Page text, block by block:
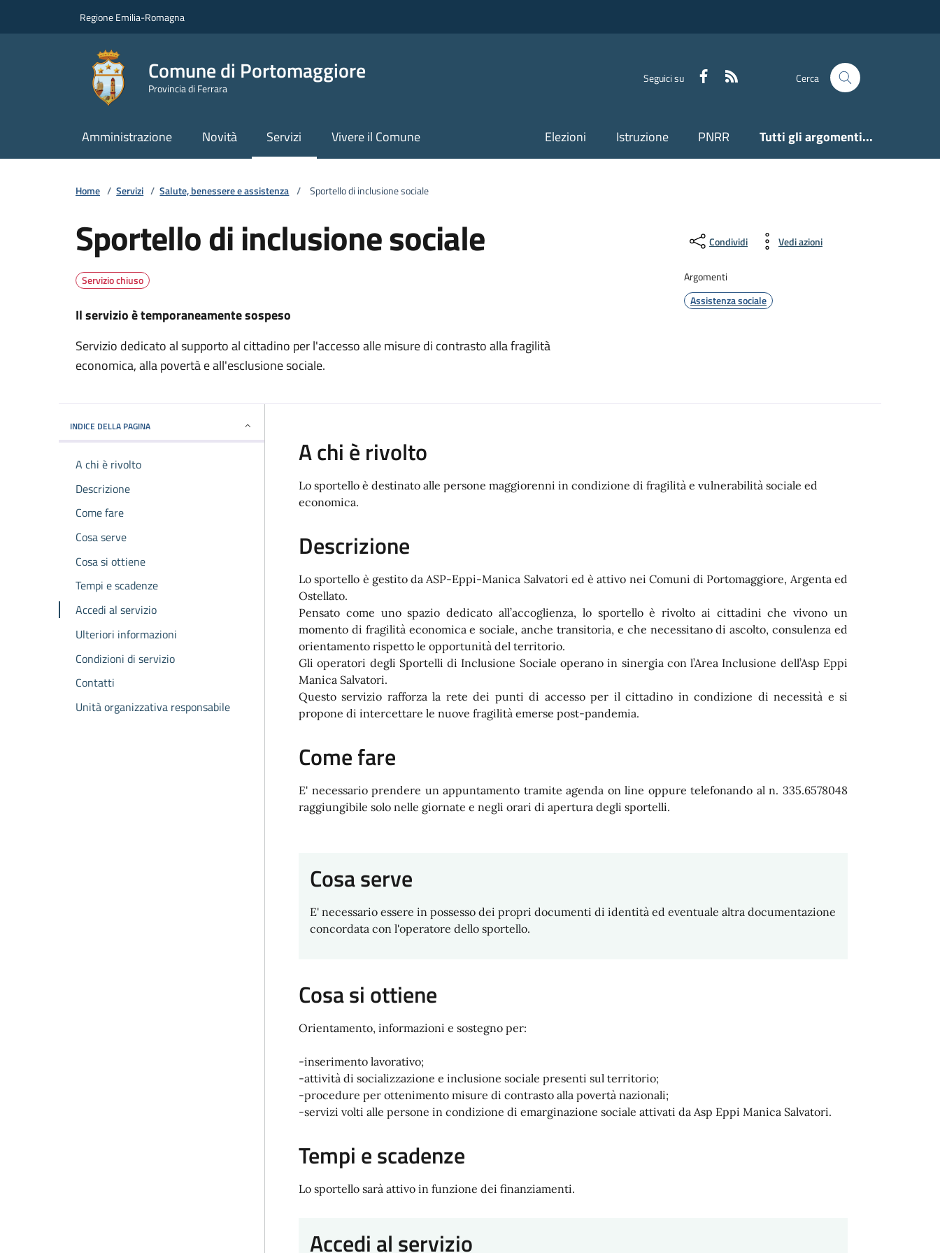
Regione Emilia-Romagna
Comune di Portomaggiore
Provincia di Ferrara
Seguici su Facebook Cerca
Amministrazione Novità Servizi Vivere il Comune Elezioni Istruzione PNRR Tutti gli argomenti...
Home / Servizi / Salute, benessere e assistenza / Sportello di inclusione sociale
Sportello di inclusione sociale
Servizio chiuso
Il servizio è temporaneamente sospeso
Servizio dedicato al supporto al cittadino per l'accesso alle misure di contrasto alla fragilità
economica, alla povertà e all'esclusione sociale.
Condividi Vedi azioni
Argomenti
Assistenza sociale
INDICE DELLA PAGINA
A chi è rivolto
Descrizione
Come fare
Cosa serve
Cosa si ottiene
Tempi e scadenze
Accedi al servizio
Ulteriori informazioni
Condizioni di servizio
Contatti
Unità organizzativa responsabile
A chi è rivolto
Lo sportello è destinato alle persone maggiorenni in condizione di fragilità e vulnerabilità sociale ed
economica.
Descrizione
Lo sportello è gestito da ASP-Eppi-Manica Salvatori ed è attivo nei Comuni di Portomaggiore, Argenta ed
Ostellato.
Pensato come uno spazio dedicato all’accoglienza, lo sportello è rivolto ai cittadini che vivono un
momento di fragilità economica e sociale, anche transitoria, e che necessitano di ascolto, consulenza ed
orientamento rispetto le opportunità del territorio.
Gli operatori degli Sportelli di Inclusione Sociale operano in sinergia con l’Area Inclusione dell’Asp Eppi
Manica Salvatori.
Questo servizio rafforza la rete dei punti di accesso per il cittadino in condizione di necessità e si
propone di intercettare le nuove fragilità emerse post-pandemia.
Come fare
E' necessario prendere un appuntamento tramite agenda on line oppure telefonando al n. 335.6578048
raggiungibile solo nelle giornate e negli orari di apertura degli sportelli.
Cosa serve
E' necessario essere in possesso dei propri documenti di identità ed eventuale altra documentazione
concordata con l'operatore dello sportello.
Cosa si ottiene
Orientamento, informazioni e sostegno per:
-inserimento lavorativo;
-attività di socializzazione e inclusione sociale presenti sul territorio;
-procedure per ottenimento misure di contrasto alla povertà nazionali;
-servizi volti alle persone in condizione di emarginazione sociale attivati da Asp Eppi Manica Salvatori.
Tempi e scadenze
Lo sportello sarà attivo in funzione dei finanziamenti.
Accedi al servizio